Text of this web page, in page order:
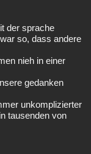
der sprache
so, dass andere
nieh in einer
gedanken
unkomplizierter
tausenden von